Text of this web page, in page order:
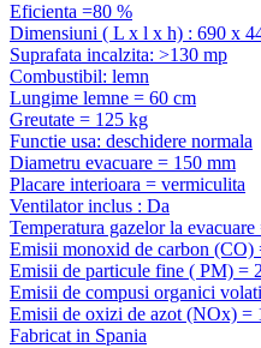
Eficienta =80 %
Dimensiuni ( L x l x h) : 690 x
Suprafata incalzita: >130 mp
Combustibil: lemn
Lungime lemne = 60 cm
Greutate = 125 kg
Functie usa: deschidere normala
Diametru evacuare = 150 mm
Placare interioara = vermiculita
Ventilator inclus : Da
Temperatura gazelor la evacuare
Emisii monoxid de carbon (CO)
Emisii de particule fine ( PM) =
Emisii de compusi organici
Emisii de oxizi de azot (NOx) =
Fabricat in Spania